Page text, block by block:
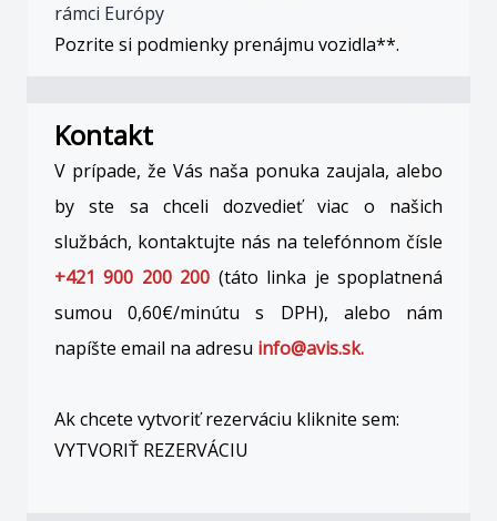
rámci Európy
Pozrite si podmienky prenájmu vozidla**.
Kontakt
V prípade, že Vás naša ponuka zaujala, alebo
by ste sa chceli dozvedieť viac o našich
službách, kontaktujte nás na telefónnom čísle
+421 900 200 200 (táto linka je spoplatnená
sumou 0,60€/minútu s DPH), alebo nám
napíšte email na adresu info@avis.sk.
Ak chcete vytvoriť rezerváciu kliknite sem:
VYTVORIŤ REZERVÁCIU